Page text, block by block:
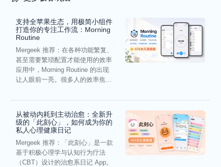
支持全苹果生态，用极简小组件
打造你的专注工作流：Morning
Routine
Mergeek 推荐：在各种功能繁复、
甚至需要繁琐配置才能使用的效率
应用中，Morning Routine 的出现
让人眼前一亮。很多人的效率焦
从被动内耗到主动治愈：全新升
级的「此刻心」，如何成为你的
私人心理健康日记
Mergeek 推荐：「此刻心」是一款
基于积极心理学与认知行为疗法
（CBT）设计的治愈系日记 App。